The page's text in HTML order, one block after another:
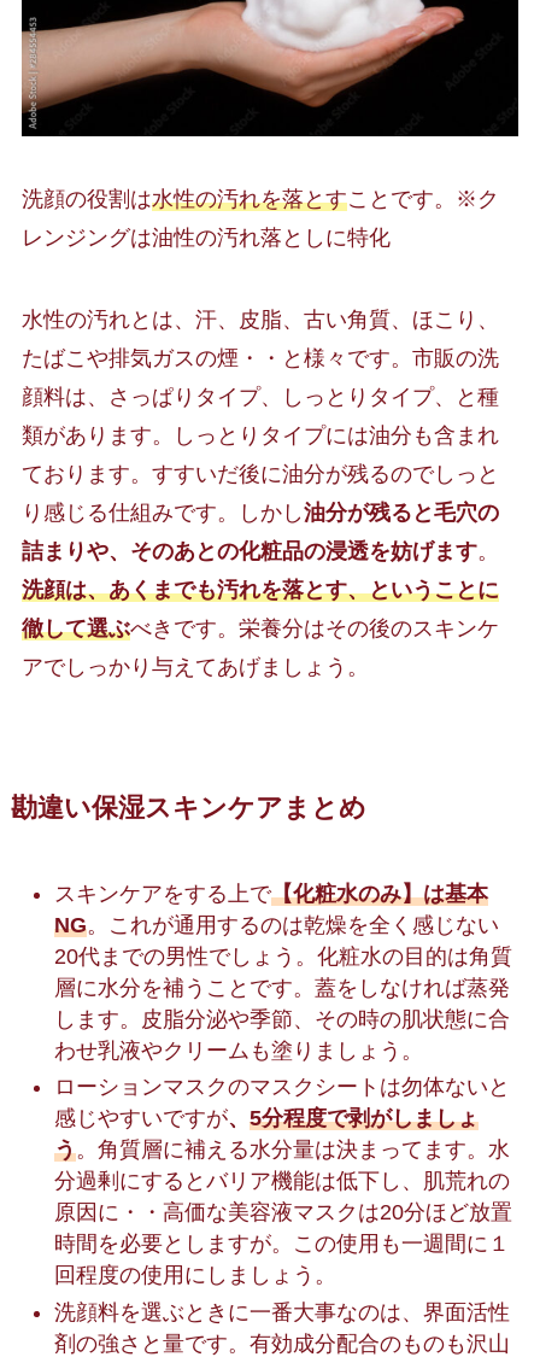
洗顔の役割は水性の汚れを落とすことです。※ク
レンジングは油性の汚れ落としに特化
水性の汚れとは、汗、皮脂、古い角質、ほこり、
たばこや排気ガスの煙・・と様々です。市販の洗
顔料は、さっぱりタイプ、しっとりタイプ、と種
類があります。しっとりタイプには油分も含まれ
ております。すすいだ後に油分が残るのでしっと
り感じる仕組みです。しかし油分が残ると毛穴の
詰まりや、そのあとの化粧品の浸透を妨げます。
洗顔は、あくまでも汚れを落とす、ということに
徹して選ぶべきです。栄養分はその後のスキンケ
アでしっかり与えてあげましょう。
勘違い保湿スキンケアまとめ
スキンケアをする上で【化粧水のみ】は基本
NG。これが通用するのは乾燥を全く感じない
20代までの男性でしょう。化粧水の目的は角質
層に水分を補うことです。蓋をしなければ蒸発
します。皮脂分泌や季節、その時の肌状態に合
わせ乳液やクリームも塗りましょう。
ローションマスクのマスクシートは勿体ないと
感じやすいですが、 5分程度で剥がしましょ
う。角質層に補える水分量は決まってます。水
分過剰にするとバリア機能は低下し、肌荒れの
原因に・・高価な美容液マスクは20分ほど放置
時間を必要としますが。この使用も一週間に１
回程度の使用にしましょう。
洗顔料を選ぶときに一番大事なのは、界面活性
剤の強さと量です。有効成分配合のものも沢山